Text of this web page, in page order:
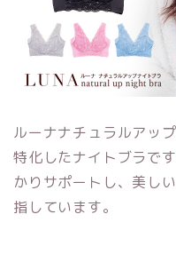
ルーナナチュラルアッ
特化したナイトブラで
かりサポートし、美し
指しています。